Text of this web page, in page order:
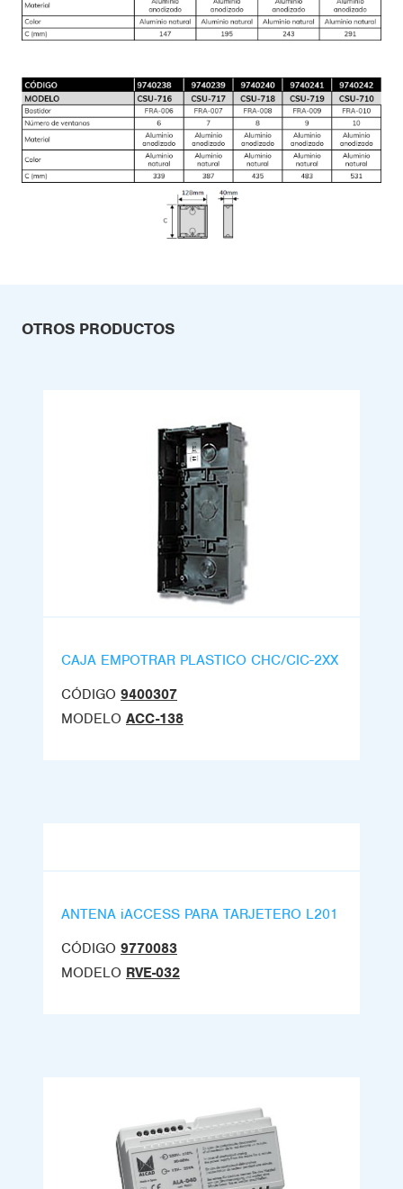
OTROS PRODUCTOS
CAJA EMPOTRAR PLASTICO CHC/CIC-2XX
CÓDIGO 9400307
MODELO ACC-138
ANTENA iACCESS PARA TARJETERO L201
CÓDIGO 9770083
MODELO RVE-032